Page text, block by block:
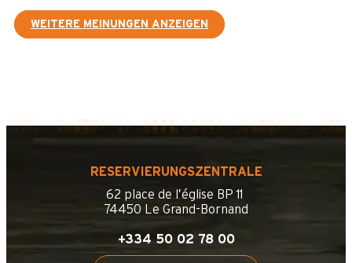
WEITERE MEINUNGEN ANZEIGEN
RESERVIERUNGSZENTRALE
62 place de l’église BP 11
74450 Le Grand-Bornand
+334 50 02 78 00